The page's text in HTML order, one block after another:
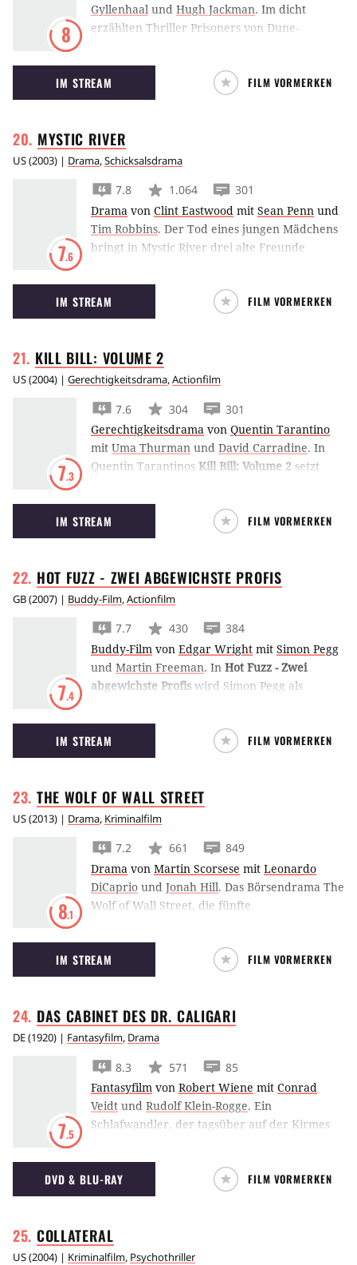
8
Gyllenhaal und Hugh Jackman. Im dicht
erzählten Thriller Prisoners von Dune-
Entführung zweier Mädchen einen Vater
(Hugh Jackman) und einen Ermittler (Jake
Gyllenhaal) fast in den Wahnsinn.
IM STREAM FILM VORMERKEN
MYSTIC RIVER
US(2003) | Drama,Schicksalsdrama
7.6
7.8 1.064
301
Drama von Clint Eastwood mit Sean Penn und
Tim Robbins. Der Tod eines jungen Mädchens
bringt in Mystic River drei alte Freunde
IM STREAM FILM VORMERKEN
KILL BILL: VOLUME2
US(2004) | Gerechtigkeitsdrama,Actionfilm
7.3
7.6 304
301
Gerechtigkeitsdrama von Quentin Tarantino
mit Uma Thurman und David Carradine. In
Quentin Tarantinos Kill Bill: Volume 2 setzt
kümmert sich um drei weitere Kandidaten
ihrer Todesliste.
IM STREAM FILM VORMERKEN
HOT FUZZ - ZWEI ABGEWICHSTE PROFIS
GB(2007) | Buddy-Film,Actionfilm
7.4
7.7 430
384
Buddy-Film von Edgar Wright mit Simon Pegg
und Martin Freeman. In Hot Fuzz - Zwei
abgewichste Profis wird Simon Pegg als
strafversetzt. Dort erkennt er bald, dass das
idyllische Dorf eine erschreckend hohe Rate
tödlicher Unfälle hat.
IM STREAM FILM VORMERKEN
THE WOLF OF WALL STREET
US(2013) | Drama, Kriminalfilm
8.1
7.2 661
849
Drama von Martin Scorsese mit Leonardo
DiCaprio und Jonah Hill. Das Börsendrama The
Wolf of Wall Street, die fünfte
Leonardo DiCaprio, erzählt vom Börsenmakler
Jordan Belfort, den Geldgier und Größenwahn
antreiben.
IM STREAM FILM VORMERKEN
DAS CABINET DES DR. CALIGARI
DE(1920) | Fantasyfilm, Drama
7.5
8.3 571
85
Fantasyfilm von Robert Wiene mit Conrad
Veidt und Rudolf Klein-Rogge. Ein
Schlafwandler, der tagsüber auf der Kirmes
Killer – unter der Führung des unheimlichen
Dr. Caligari.
DVD & BLU-RAY FILM VORMERKEN
COLLATERAL
US(2004) | Kriminalfilm, Psychothriller